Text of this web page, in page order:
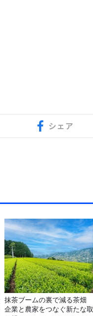
シェア
抹茶ブームの裏で減る茶畑
企業と農家をつなぐ新たな取